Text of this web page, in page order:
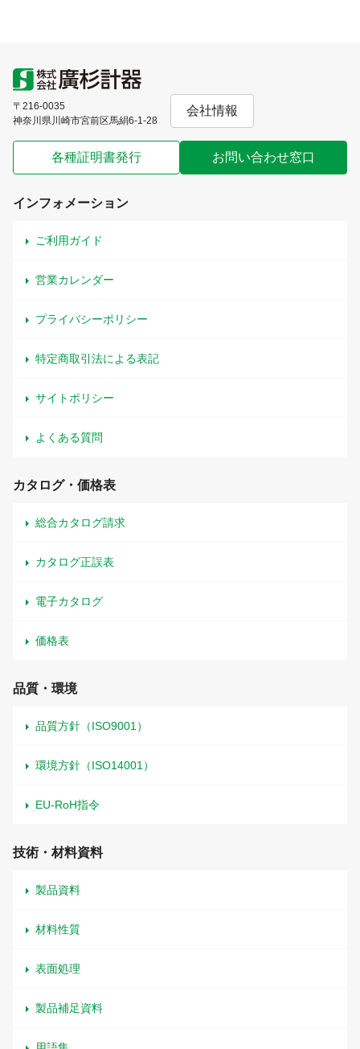
〒216-0035
神奈川県川崎市宮前区馬絹6-1-28
会社情報
各種証明書発行 お問い合わせ窓口
インフォメーション
ご利用ガイド
営業カレンダー
プライバシーポリシー
特定商取引法による表記
サイトポリシー
よくある質問
カタログ・価格表
総合カタログ請求
カタログ正誤表
電子カタログ
価格表
品質・環境
品質方針（ISO9001）
環境方針（ISO14001）
EU-RoH指令
技術・材料資料
製品資料
材料性質
表面処理
製品補足資料